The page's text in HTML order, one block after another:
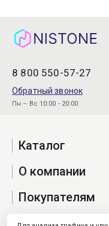
8 800 550-57-27
Обратный звонок
Пн – Вс 10:00 - 20:00
Каталог
О компании
Покупателям